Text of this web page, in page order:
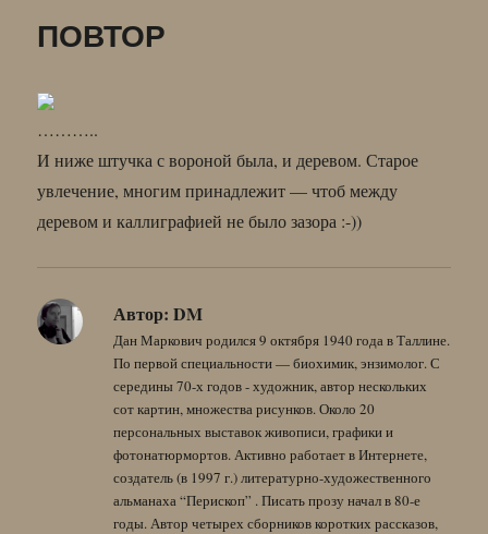
ПОВТОР
………..
И ниже штучка с вороной была, и деревом. Старое
увлечение, многим принадлежит — чтоб между
деревом и каллиграфией не было зазора :-))
Автор: DM
Дан Маркович родился 9 октября 1940 года в Таллине.
По первой специальности — биохимик, энзимолог. С
середины 70-х годов - художник, автор нескольких
сот картин, множества рисунков. Около 20
персональных выставок живописи, графики и
фотонатюрмортов. Активно работает в Интернете,
создатель (в 1997 г.) литературно-художественного
альманаха “Перископ” . Писать прозу начал в 80-е
годы. Автор четырех сборников коротких рассказов,